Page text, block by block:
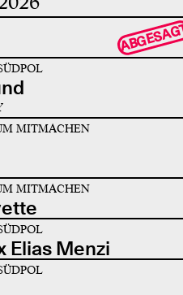
MITMACHEN
MITMACHEN
Elias Menzi